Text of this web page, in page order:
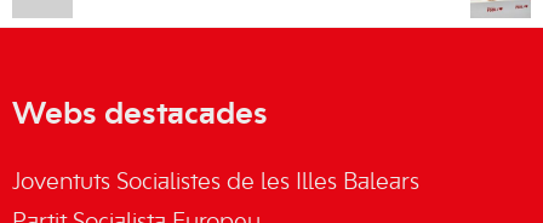
Webs destacades
Joventuts Socialistes de les Illes Balears